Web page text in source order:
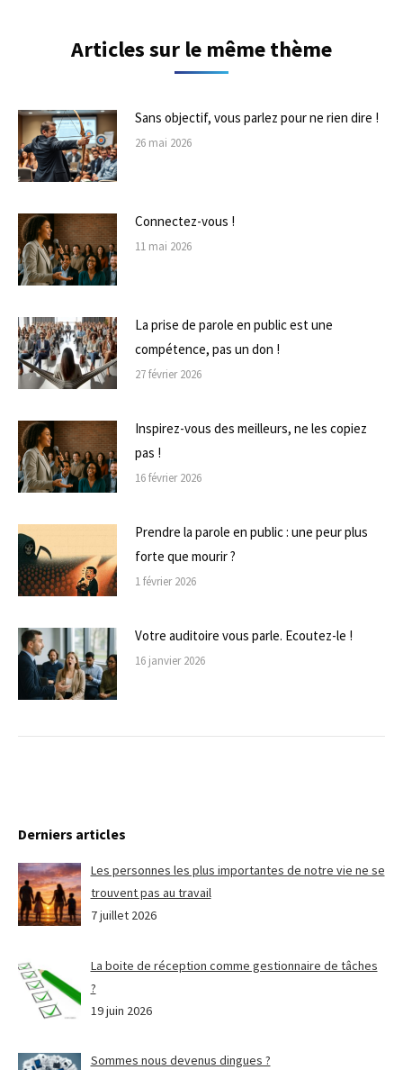
Articles sur le même thème
Sans objectif, vous parlez pour ne rien dire !
26 mai 2026
Connectez-vous !
11 mai 2026
La prise de parole en public est une
compétence, pas un don !
27 février 2026
Inspirez-vous des meilleurs, ne les copiez
pas !
16 février 2026
Prendre la parole en public : une peur plus
forte que mourir ?
1 février 2026
Votre auditoire vous parle. Ecoutez-le !
16 janvier 2026
Derniers articles
Les personnes les plus importantes de notre vie ne se
trouvent pas au travail
7 juillet 2026
La boite de réception comme gestionnaire de tâches
?
19 juin 2026
Sommes nous devenus dingues ?